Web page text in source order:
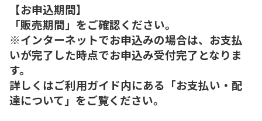
【お申込期間】
「販売期間」をご確認ください。
※インターネットでお申込みの場合は、お支払
いが完了した時点でお申込み受付完了となりま
す。
詳しくはご利用ガイド内にある「お支払い・配
達について」をご覧ください。